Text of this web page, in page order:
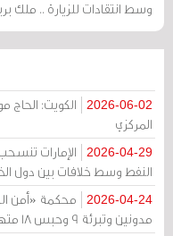
وسط انتقادات للزيارة .. ملك
2026-06-02
الكويت:
المركزي
2026-04-29
الإمارات
النفط وسط خلافات بين دول
2026-04-24
مدونين وتبرئة 9 وحبس 18 متهماً بالتعاطف مع إيران